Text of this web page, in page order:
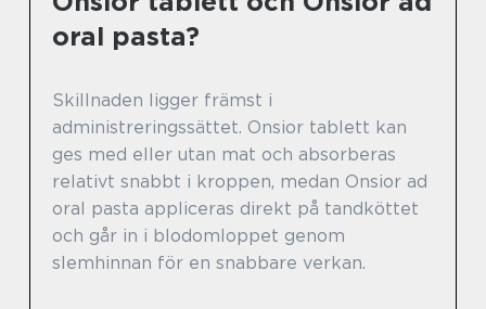
oral pasta?
Skillnaden ligger främst i
administreringssättet. Onsior tablett kan
ges med eller utan mat och absorberas
relativt snabbt i kroppen, medan Onsior ad
oral pasta appliceras direkt på tandköttet
och går in i blodomloppet genom
slemhinnan för en snabbare verkan.